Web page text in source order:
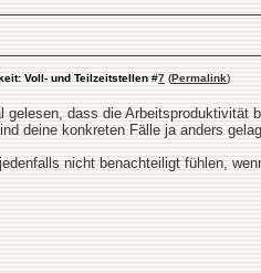
Voll- und Teilzeitstellen #7 (Permalink)
gelesen, dass die Arbeitsproduktivität
deine konkreten Fälle ja anders
nicht benachteiligt fühlen,